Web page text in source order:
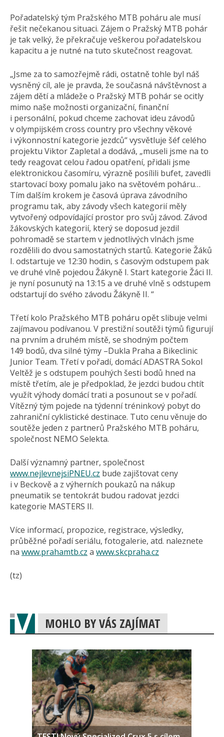
Pořadatelský tým Pražského MTB poháru ale musí
řešit nečekanou situaci. Zájem o Pražský MTB pohár
je tak velký, že překračuje veškerou pořadatelskou
kapacitu a je nutné na tuto skutečnost reagovat.
„Jsme za to samozřejmě rádi, ostatně tohle byl náš
vysněný cíl, ale je pravda, že současná návštěvnost a
zájem dětí a mládeže o Pražský MTB pohár se ocitly
mimo naše možnosti organizační, finanční
i personální, pokud chceme zachovat ideu závodů
v olympijském cross country pro všechny věkové
i výkonnostní kategorie jezdců“ vysvětluje šéf celého
projektu Viktor Zapletal a dodává, „museli jsme na to
tedy reagovat celou řadou opatření, přidali jsme
elektronickou časomíru, výrazně posílili bufet, zavedli
startovací boxy pomalu jako na světovém poháru…
Tím dalším krokem je časová úprava závodního
programu tak, aby závody všech kategorií měly
vytvořený odpovídající prostor pro svůj závod. Závod
žákovských kategorií, který se doposud jezdil
pohromadě se startem v jednotlivých vlnách jsme
rozdělili do dvou samostatných startů. Kategorie Žáků
I. odstartuje ve 12:30 hodin, s časovým odstupem pak
ve druhé vlně pojedou Žákyně I. Start kategorie Žáci II.
je nyní posunutý na 13:15 a ve druhé vlně s odstupem
odstartují do svého závodu Žákyně II. “
Třetí kolo Pražského MTB poháru opět slibuje velmi
zajímavou podívanou. V prestižní soutěži týmů figurují
na prvním a druhém místě, se shodným počtem
149 bodů, dva silné týmy –Dukla Praha a Bikeclinic
Junior Team. Třetí v pořadí, domácí ADASTRA Sokol
Veltěž je s odstupem pouhých šesti bodů hned na
místě třetím, ale je předpoklad, že jezdci budou chtít
využít výhody domácí trati a posunout se v pořadí.
Vítězný tým pojede na týdenní tréninkový pobyt do
zahraniční cyklistické destinace. Tuto cenu věnuje do
soutěže jeden z partnerů Pražského MTB poháru,
společnost NEMO Selekta.
Další významný partner, společnost
www.nejlevnejsiPNEU.cz bude zajištovat ceny
i v Beckově a z výherních poukazů na nákup
pneumatik se tentokrát budou radovat jezdci
kategorie MASTERS II.
Více informací, propozice, registrace, výsledky,
průběžné pořadí seriálu, fotogalerie, atd. naleznete
na www.prahamtb.cz a www.skcpraha.cz
(tz)
MOHLO BY VÁS ZAJÍMAT